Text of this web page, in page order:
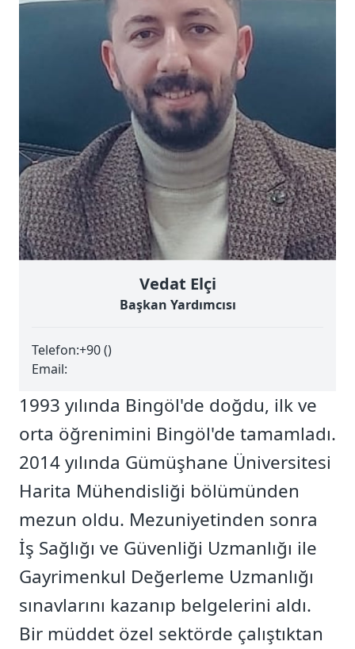
Vedat Elçi
Başkan Yardımcısı
Telefon:+90 ()
Email:
1993 yılında Bingöl'de doğdu, ilk ve
orta öğrenimini Bingöl'de tamamladı.
2014 yılında Gümüşhane Üniversitesi
Harita Mühendisliği bölümünden
mezun oldu. Mezuniyetinden sonra
İş Sağlığı ve Güvenliği Uzmanlığı ile
Gayrimenkul Değerleme Uzmanlığı
sınavlarını kazanıp belgelerini aldı.
Bir müddet özel sektörde çalıştıktan